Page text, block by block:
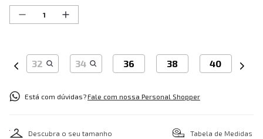
32 34 36 38 40
Está com dúvidas?Fale com nossa Personal Shopper
Descubra o seu tamanho Tabela de Medidas